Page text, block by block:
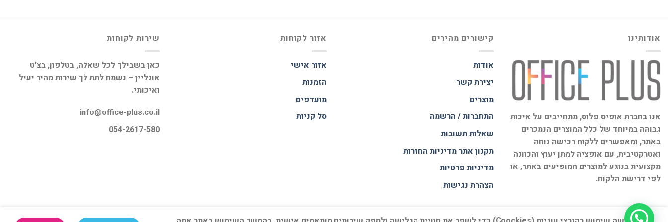
אודותינו
אנו בחברת אופיס פלוס, מתחייבים על איכות
גבוהה במיוחד של כלל המוצרים הנמכרים
באתר, ומאפשרים ללקוח רכישה נוחה
ואטרקטיבית, עם אופציה למתן יעוץ והכוונה
מקצועית בנוגע למוצרים המופיעים באתר, או
לפי דרישת הלקוח.
קישורים מהירים
אודות
יצירת קשר
מוצרים
התחברות / הרשמה
שאלות תשובות
תקנון אתר מדיניות החזרות
מדיניות פרטיות
הצהרת נגישות
אזור לקוחות
אזור אישי
הזמנות
מועדפים
סל קניות
שירות לקוחות
כאן בשבילך לכל שאלה, בטלפון, בצ’ט
אונליין – נשמח לתת לך שירות מהיר יעיל
ואיכותי.
info@office-plus.co.il
054-2617-580
דף הבית אודות חנות יצירת קשר